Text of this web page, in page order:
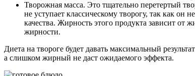
Творожная масса. Это тщательно перетертый
не уступает классическому творогу, так как
качества. Жирность этого продукта зависит от
жирности.
Диета на твороге будет давать максимальный
а слишком жирный не даст ожидаемого эффекта.